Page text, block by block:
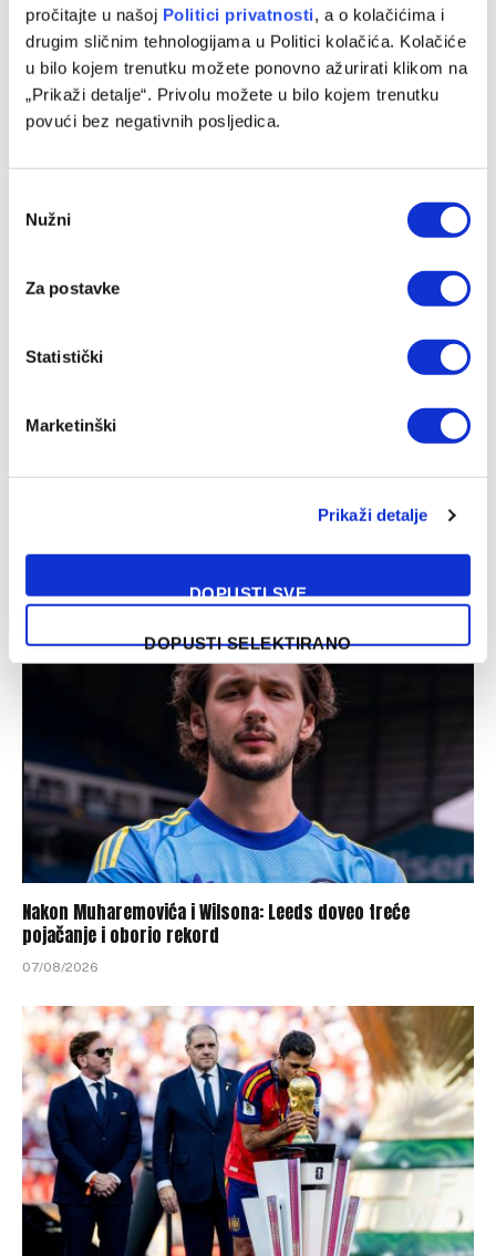
pročitajte u našoj Politici privatnosti, a o kolačićima i
drugim sličnim tehnologijama u Politici kolačića. Kolačiće
u bilo kojem trenutku možete ponovno ažurirati klikom na
„Prikaži detalje“. Privolu možete u bilo kojem trenutku
povući bez negativnih posljedica.
Selection
Nužni
Za postavke
Statistički
Marketinški
Prikaži detalje
DOPUSTI SVE
DOPUSTI SELEKTIRANO
07/08/2026
‘devetku’
07/08/2026
Nakon Muharemovića i Wilsona: Leeds doveo treće
pojačanje i oborio rekord
07/08/2026